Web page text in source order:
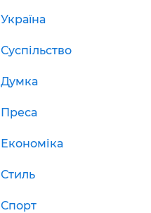
Україна
Суспільство
Думка
Преса
Економіка
Стиль
Спорт